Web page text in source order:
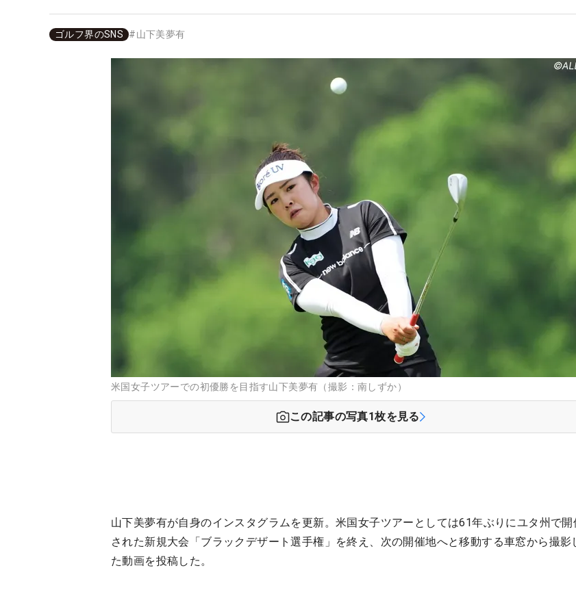
ゴルフ界のSNS #山下美夢有
米国女子ツアーでの初優勝を目指す山下美夢有（撮影：南しずか）
この記事の写真1枚を見る
山下美夢有が自身のインスタグラムを更新。米国女子ツアーとしては61年ぶりにユタ州で開
された新規大会「ブラックデザート選手権」を終え、次の開催地へと移動する車窓から撮影
た動画を投稿した。